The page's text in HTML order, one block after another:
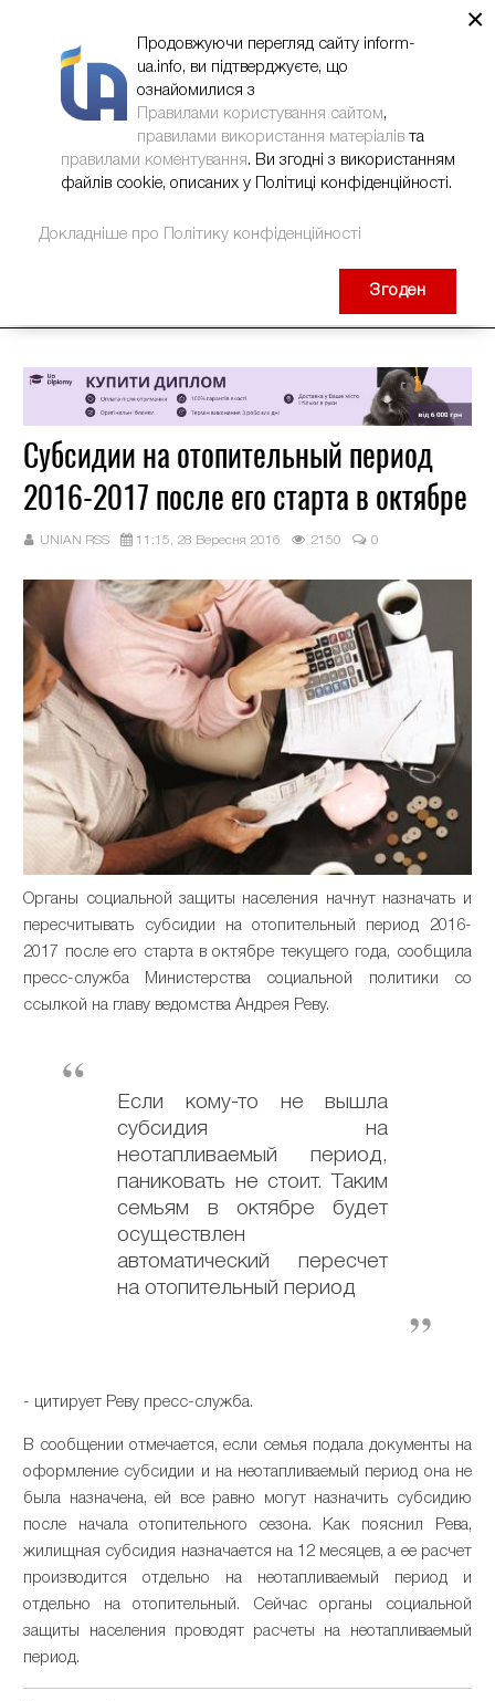
Субсидии на отопительный период
2016-2017 после его старта в октябре
UNIAN RSS 11:15, 28 Вересня 2016 2150 0
Органы социальной защиты населения начнут назначать и
пересчитывать субсидии на отопительный период 2016-
2017 после его старта в октябре текущего года, сообщила
пресс-служба Министерства социальной политики со
ссылкой на главу ведомства Андрея Реву.
Если кому-то не вышла
субсидия на
неотапливаемый период,
паниковать не стоит. Таким
семьям в октябре будет
осуществлен
автоматический пересчет
на отопительный период
- цитирует Реву пресс-служба.
В сообщении отмечается, если семья подала документы на
оформление субсидии и на неотапливаемый период она не
была назначена, ей все равно могут назначить субсидию
после начала отопительного сезона. Как пояснил Рева,
жилищная субсидия назначается на 12 месяцев, а ее расчет
производится отдельно на неотапливаемый период и
отдельно на отопительный. Сейчас органы социальной
защиты населения проводят расчеты на неотапливаемый
период.
×
Продовжуючи перегляд сайту inform-
ua.info, ви підтверджуєте, що
ознайомилися з
Правилами користування сайтом,
правилами використання матеріалів та
правилами коментування. Ви згодні з використанням
файлів cookie, описаних у Політиці конфіденційності.
Докладніше про Політику конфіденційності
Згоден